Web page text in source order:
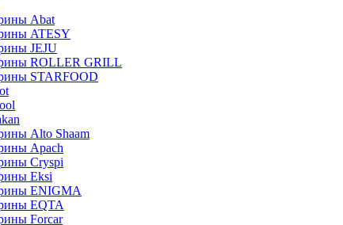
Abat
ATESY
JEJU
ROLLER GRILL
STARFOOD
Alto Shaam
Apach
Cryspi
Eksi
ENIGMA
EQTA
Forcar